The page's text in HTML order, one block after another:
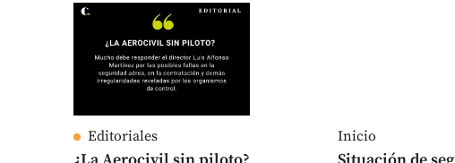
Editoriales Inicio